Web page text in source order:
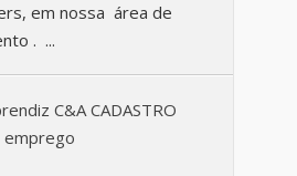
em nossa área de
. ...
C&A CADASTRO
emprego